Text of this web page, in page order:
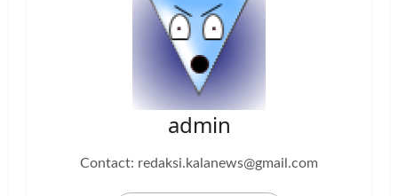
admin
Contact: redaksi.kalanews@gmail.com